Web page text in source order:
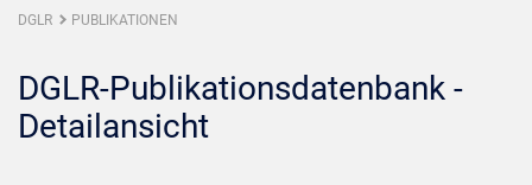
DGLR PUBLIKATIONEN
DGLR-Publikationsdatenbank -
Detailansicht